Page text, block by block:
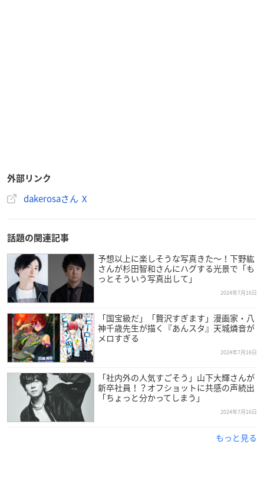
外部リンク
dakerosaさん X
話題の関連記事
予想以上に楽しそうな写真きた〜！下野紘
さんが杉田智和さんにハグする光景で「も
っとそういう写真出して」
2024年7月16日
「国宝級だ」「贅沢すぎます」漫画家・八
神千歳先生が描く『あんスタ』天城燐音が
メロすぎる
2024年7月16日
「社内外の人気すごそう」山下大輝さんが
新卒社員！？オフショットに共感の声続出
「ちょっと分かってしまう」
2024年7月16日
もっと見る